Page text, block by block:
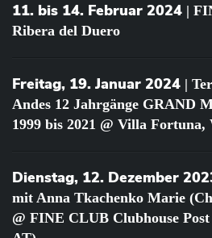
11. bis 14. Februar 2024 |
Ribera del Duero
Freitag, 19. Januar 2024 |
Andes 12 Jahrgänge GRAND
1999 bis 2021 @ Villa Fortuna,
Dienstag, 12. Dezember
mit Anna Tkachenko Marie
@ FINE CLUB Clubhouse